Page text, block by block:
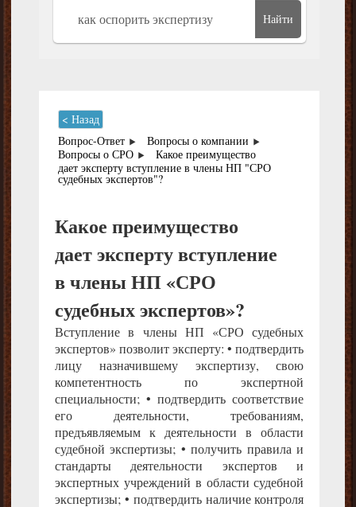
Найти
< Назад
Вопрос-Ответ
Вопросы о компании
Вопросы о СРО
Какое преимущество
дает эксперту вступление в члены НП "СРО
судебных экспертов"?
Какое преимущество
дает эксперту вступление
в члены НП «СРО
судебных экспертов»?
Вступление в члены НП «СРО судебных
экспертов» позволит эксперту: • подтвердить
лицу назначившему экспертизу, свою
компетентность по экспертной
специальности; • подтвердить соответствие
его деятельности, требованиям,
предъявляемым к деятельности в области
судебной экспертизы; • получить правила и
стандарты деятельности экспертов и
экспертных учреждений в области судебной
экспертизы; • подтвердить наличие контроля